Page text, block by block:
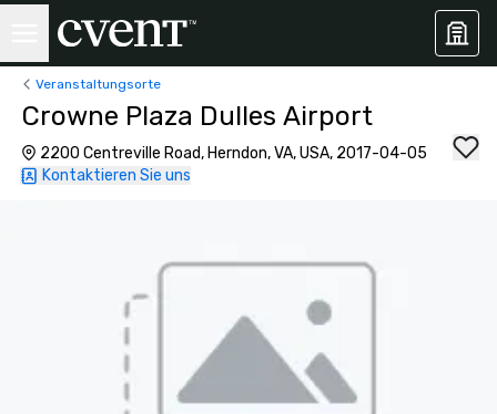
Veranstaltungsorte
Crowne Plaza Dulles Airport
2200 Centreville Road, Herndon, VA, USA, 2017-04-05
Kontaktieren Sie uns